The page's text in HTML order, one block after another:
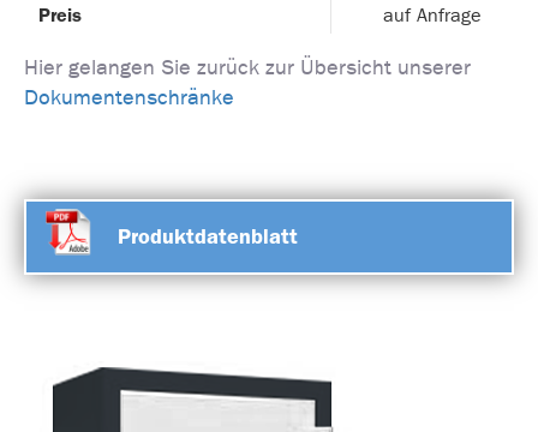
Preis
auf Anfrage
Hier gelangen Sie zurück zur Übersicht unserer
Dokumentenschränke
Produktdatenblatt